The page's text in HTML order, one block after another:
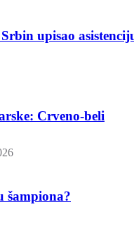
upisao
Crveno-beli
šampiona?